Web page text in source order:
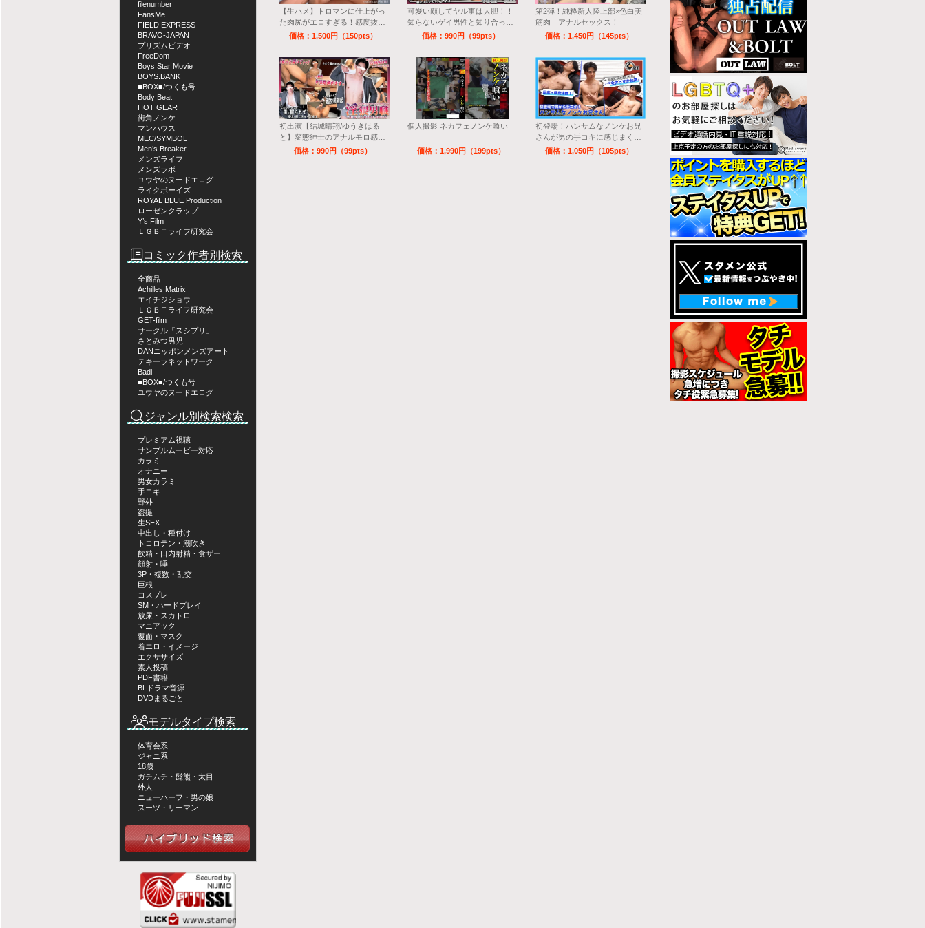
filenumber
FansMe
FIELD EXPRESS
BRAVO-JAPAN
プリズムビデオ
FreeDom
Boys Star Movie
BOYS.BANK
■BOX■/つくも号
Body Beat
HOT GEAR
街角ノンケ
マンハウス
MEC/SYMBOL
Men’s Breaker
メンズライフ
メンズラボ
ユウヤのヌードエログ
ライクボーイズ
ROYAL BLUE Production
ローゼンクラップ
Y’s Film
ＬＧＢＴライフ研究会
コミック作者別検索
全商品
Achilles Matrix
エイチジショウ
ＬＧＢＴライフ研究会
GET-film
サークル「スシプリ」
さとみつ男児
DANニッポンメンズアート
テキーラネットワーク
Badi
■BOX■/つくも号
ユウヤのヌードエログ
ジャンル別検索検索
プレミアム視聴
サンプルムービー対応
カラミ
オナニー
男女カラミ
手コキ
野外
盗撮
生SEX
中出し・種付け
トコロテン・潮吹き
飲精・口内射精・食ザー
顔射・唾
3P・複数・乱交
巨根
コスプレ
SM・ハードプレイ
放尿・スカトロ
マニアック
覆面・マスク
着エロ・イメージ
エクササイズ
素人投稿
PDF書籍
BLドラマ音源
DVDまるごと
モデルタイプ検索
体育会系
ジャニ系
18歳
ガチムチ・髭熊・太目
外人
ニューハーフ・男の娘
スーツ・リーマン
【生ハメ】トロマンに仕上がっ
た肉尻がエロすぎる！感度抜群
で大量射精！
可愛い顔してヤル事は大胆！！
知らないゲイ男性と知り合った
から…
第2弾！純粋新人陸上部×色白美
筋肉 アナルセックス！
価格：1,500円（150pts）
価格：990円（99pts） 価格：1,450円（145pts）
初出演【結城晴翔/ゆうきはる
と】変態紳士のアナルモロ感ス
ーツリーマン！エロ過ぎ注意！
個人撮影 ネカフェノンケ喰い
初登場！ハンサムなノンケお兄
さんが男の手コキに感じまく
り！！
価格：990円（99pts） 価格：1,990円（199pts） 価格：1,050円（105pts）